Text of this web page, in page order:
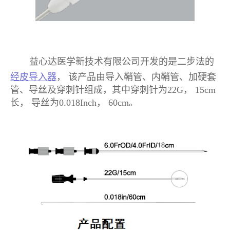
益心达医学新技术有限公司开发的是二步法的
经皮导入器， 该产品由导入鞘管、内鞘管、加硬套
管、导丝及穿刺针组成，其中穿刺针为22G， 15cm
长， 导丝为0.018Inch， 60cm。